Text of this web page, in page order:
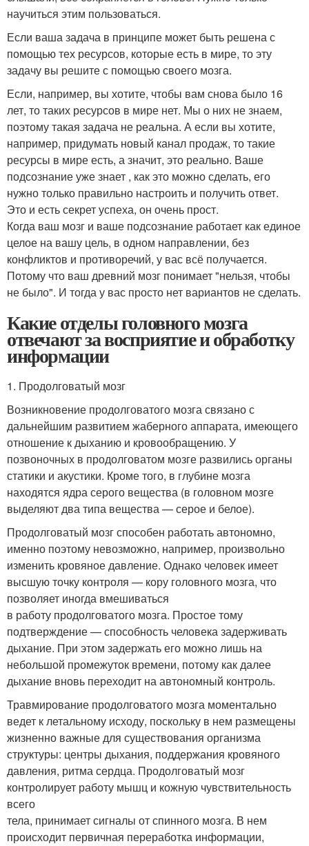
научиться этим пользоваться.
Если ваша задача в принципе может быть решена с
помощью тех ресурсов, которые есть в мире, то эту
задачу вы решите с помощью своего мозга.
Если, например, вы хотите, чтобы вам снова было 16
лет, то таких ресурсов в мире нет. Мы о них не знаем,
поэтому такая задача не реальна. А если вы хотите,
например, придумать новый канал продаж, то такие
ресурсы в мире есть, а значит, это реально. Ваше
подсознание уже знает , как это можно сделать, его
нужно только правильно настроить и получить ответ.
Это и есть секрет успеха, он очень прост.
Когда ваш мозг и ваше подсознание работает как единое
целое на вашу цель, в одном направлении, без
конфликтов и противоречий, у вас всё получается.
Потому что ваш древний мозг понимает "нельзя, чтобы
не было". И тогда у вас просто нет вариантов не сделать.
Какие отделы головного мозга
отвечают за восприятие и обработку
информации
1. Продолговатый мозг
Возникновение продолговатого мозга связано с
дальнейшим развитием жаберного аппарата, имеющего
отношение к дыханию и кровообращению. У
позвоночных в продолговатом мозге развились органы
статики и акустики. Кроме того, в глубине мозга
находятся ядра серого вещества (в головном мозге
выделяют два типа вещества — серое и белое).
Продолговатый мозг способен работать автономно,
именно поэтому невозможно, например, произвольно
изменить кровяное давление. Однако человек имеет
высшую точку контроля — кору головного мозга, что
позволяет иногда вмешиваться
в работу продолговатого мозга. Простое тому
подтверждение — способность человека задерживать
дыхание. При этом задержать его можно лишь на
небольшой промежуток времени, потому как далее
дыхание вновь переходит на автономный контроль.
Травмирование продолговатого мозга моментально
ведет к летальному исходу, поскольку в нем размещены
жизненно важные для существования организма
структуры: центры дыхания, поддержания кровяного
давления, ритма сердца. Продолговатый мозг
контролирует работу мышц и кожную чувствительность
всего
тела, принимает сигналы от спинного мозга. В нем
происходит первичная переработка информации,